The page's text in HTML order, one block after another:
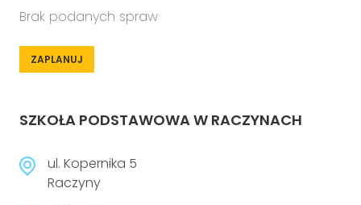
Brak podanych spraw
ZAPLANUJ
SZKOŁA PODSTAWOWA W RACZYNACH
ul. Kopernika 5
Raczyny